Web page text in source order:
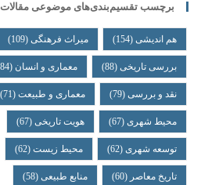
برچسب تقسیم‌بندی‌های موضوعی مقالات
هم اندیشی(154) میراث فرهنگی(109)
بررسی تاریخی(88) معماری و انسان (84)
نقد و بررسی(79) معماری و طبیعت(71)
محیط شهری(67) هویت تاریخی(67)
توسعه شهری(62) محیط زیست(62)
تاریخ معاصر (60) منابع طبیعی(58)